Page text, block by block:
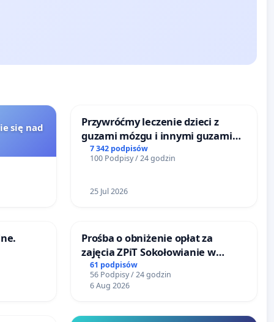
się nad
Przywróćmy leczenie dzieci z
guzami mózgu i innymi guzami
litymi do Górnośląskiego
Centrum Zdrowia Dziecka w
7 342 podpisów
100 Podpisy / 24 godzin
25 Jul 2026
Prośba o obniżenie opłat za
zajęcia ZPiT Sokołowianie w
Sokołowskim Ośrodku Kultury
61 podpisów
56 Podpisy / 24 godzin
6 Aug 2026